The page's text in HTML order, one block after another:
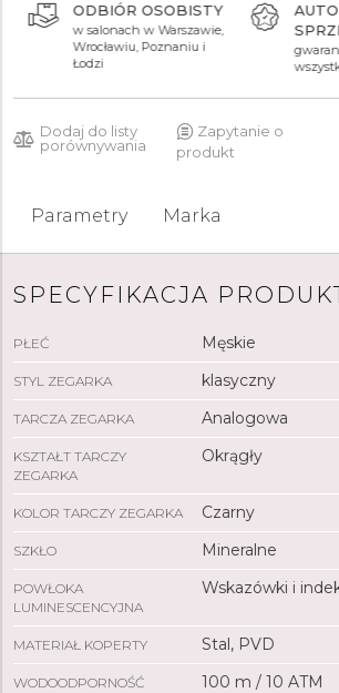
ODBIÓR OSOBISTY
w salonach w Warszawie,
Wrocławiu, Poznaniu i
Łodzi
Dodaj do listy
porównywania
Zapytanie o
produkt
Parametry Marka
SPECYFIKACJA
PŁEĆ Męskie
STYL ZEGARKA klasyczny
TARCZA ZEGARKA Analogowa
KSZTAŁT TARCZY
ZEGARKA
Okrągły
KOLOR TARCZY ZEGARKA Czarny
SZKŁO Mineralne
POWŁOKA
LUMINESCENCYJNA
Wskazówki i
MATERIAŁ KOPERTY Stal, PVD
WODOODPORNOŚĆ 100 m / 10 ATM